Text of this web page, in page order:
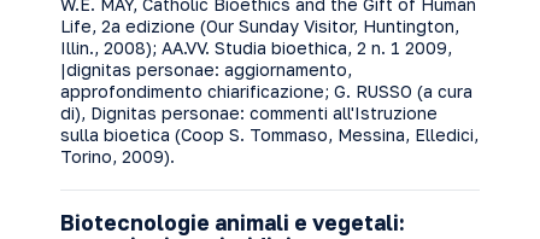
W.E. MAY, Catholic Bioethics and the Gift of Human
Life, 2a edizione (Our Sunday Visitor, Huntington,
Illin., 2008); AA.VV. Studia bioethica, 2 n. 1 2009,
|dignitas personae: aggiornamento,
approfondimento chiarificazione; G. RUSSO (a cura
di), Dignitas personae: commenti all'Istruzione
sulla bioetica (Coop S. Tommaso, Messina, Elledici,
Torino, 2009).
Biotecnologie animali e vegetali: